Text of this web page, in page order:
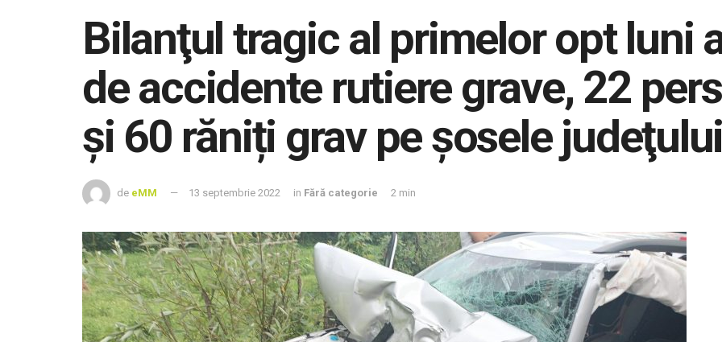
Bilanţul tragic al primelor opt luni
de accidente rutiere grave, 22
și 60 răniți grav pe şosele
de eMM 13 septembrie 2022 in Fără categorie 2 min